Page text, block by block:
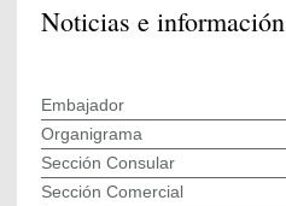
Noticias e información
Embajador
Organigrama
Sección Consular
Sección Comercial